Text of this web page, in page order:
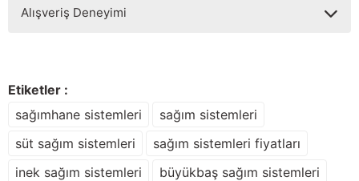
konularda yetersiz gördüğünüz noktaları öneri formunu
Ürün resmi kalitesiz, bozuk veya görüntülenemiyor.
Ürün fiyatı diğer sitelerden daha pahalı.
Bu ürüne benzer farklı alternatifler olmalı.
Alışveriş Deneyimi
Deneyimini Paylaş
Etiketler :
sağımhane sistemleri
sağım sistemleri
süt sağım sistemleri
sağım sistemleri fiyatları
inek sağım sistemleri
büyükbaş sağım sistemleri